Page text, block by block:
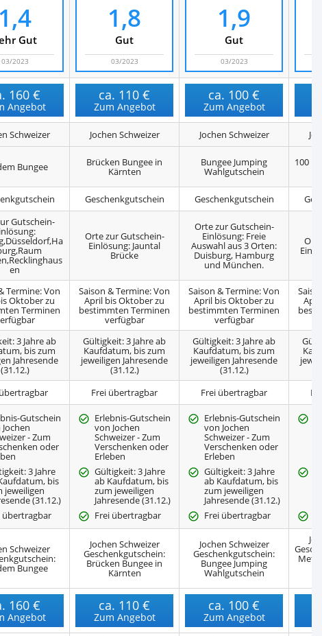
1,4
Gut
03/2023
1,8
Gut
03/2023
1,9
Gut
03/2023
160 €
Angebot
ca. 110 €
Zum Angebot
ca. 100 €
Zum Angebot
Schweizer Jochen Schweizer Jochen Schweizer
Bungee Brücken Bungee in
Kärnten
Bungee Jumping
Wahlgutschein
100
Geschenkgutschein Geschenkgutschein
Gutschein-
en
Orte zur Gutschein-
Einlösung: Jauntal
Brücke
Orte zur Gutschein-
Einlösung: Freie
Auswahl aus 3 Orten:
Duisburg, Hamburg
und München.
Termine: Von
Oktober zu
Terminen
Saison & Termine: Von
April bis Oktober zu
bestimmten Terminen
verfügbar
Saison & Termine: Von
April bis Oktober zu
bestimmten Terminen
verfügbar
3 Jahre ab
bis zum
Jahresende
(31.12.)
Gültigkeit: 3 Jahre ab
Kaufdatum, bis zum
jeweiligen Jahresende
(31.12.)
Gültigkeit: 3 Jahre ab
Kaufdatum, bis zum
jeweiligen Jahresende
(31.12.)
Frei übertragbar Frei übertragbar
Gutschein
- Zum
oder
3 Jahre
bis
jeweiligen
(31.12.)
übertragbar
Erlebnis-Gutschein
von Jochen
Schweizer - Zum
Verschenken oder
Erleben
Gültigkeit: 3 Jahre
ab Kaufdatum, bis
zum jeweiligen
Jahresende (31.12.)
Frei übertragbar
Erlebnis-Gutschein
von Jochen
Schweizer - Zum
Verschenken oder
Erleben
Gültigkeit: 3 Jahre
ab Kaufdatum, bis
zum jeweiligen
Jahresende (31.12.)
Frei übertragbar
Schweizer
Bungee
Jochen Schweizer
Geschenkgutschein:
Brücken Bungee in
Kärnten
Jochen Schweizer
Geschenkgutschein:
Bungee Jumping
Wahlgutschein
160 €
Angebot
ca. 110 €
Zum Angebot
ca. 100 €
Zum Angebot